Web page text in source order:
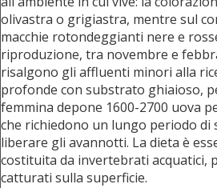
olivastra o grigiastra, mentre sul
macchie rotondeggianti nere e
riproduzione, tra novembre e
risalgono gli affluenti minori alla
profonde con substrato ghiaioso,
femmina depone 1600-2700 uova
che richiedono un lungo periodo di
liberare gli avannotti. La dieta è
costituita da invertebrati acquatici,
catturati sulla superficie.